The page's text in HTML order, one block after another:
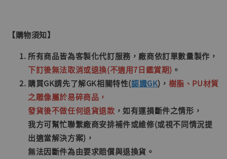
【購物須知】
所有商品皆為客製化代訂服務，廠商依訂單數量製作，
下訂後無法取消或退換(不適用7日鑑賞期) 。
購買GK請先了解GK相關特性(認識GK)， 樹脂、PU材質
之雕像屬於易碎商品，
發貨後不做任何退貨退款 ，如有運損斷件之情形，
我方可幫忙聯繫廠商安排補件或維修(或視不同情況提
出適當解決方案)，
無法因斷件為由要求賠償與退換貨。